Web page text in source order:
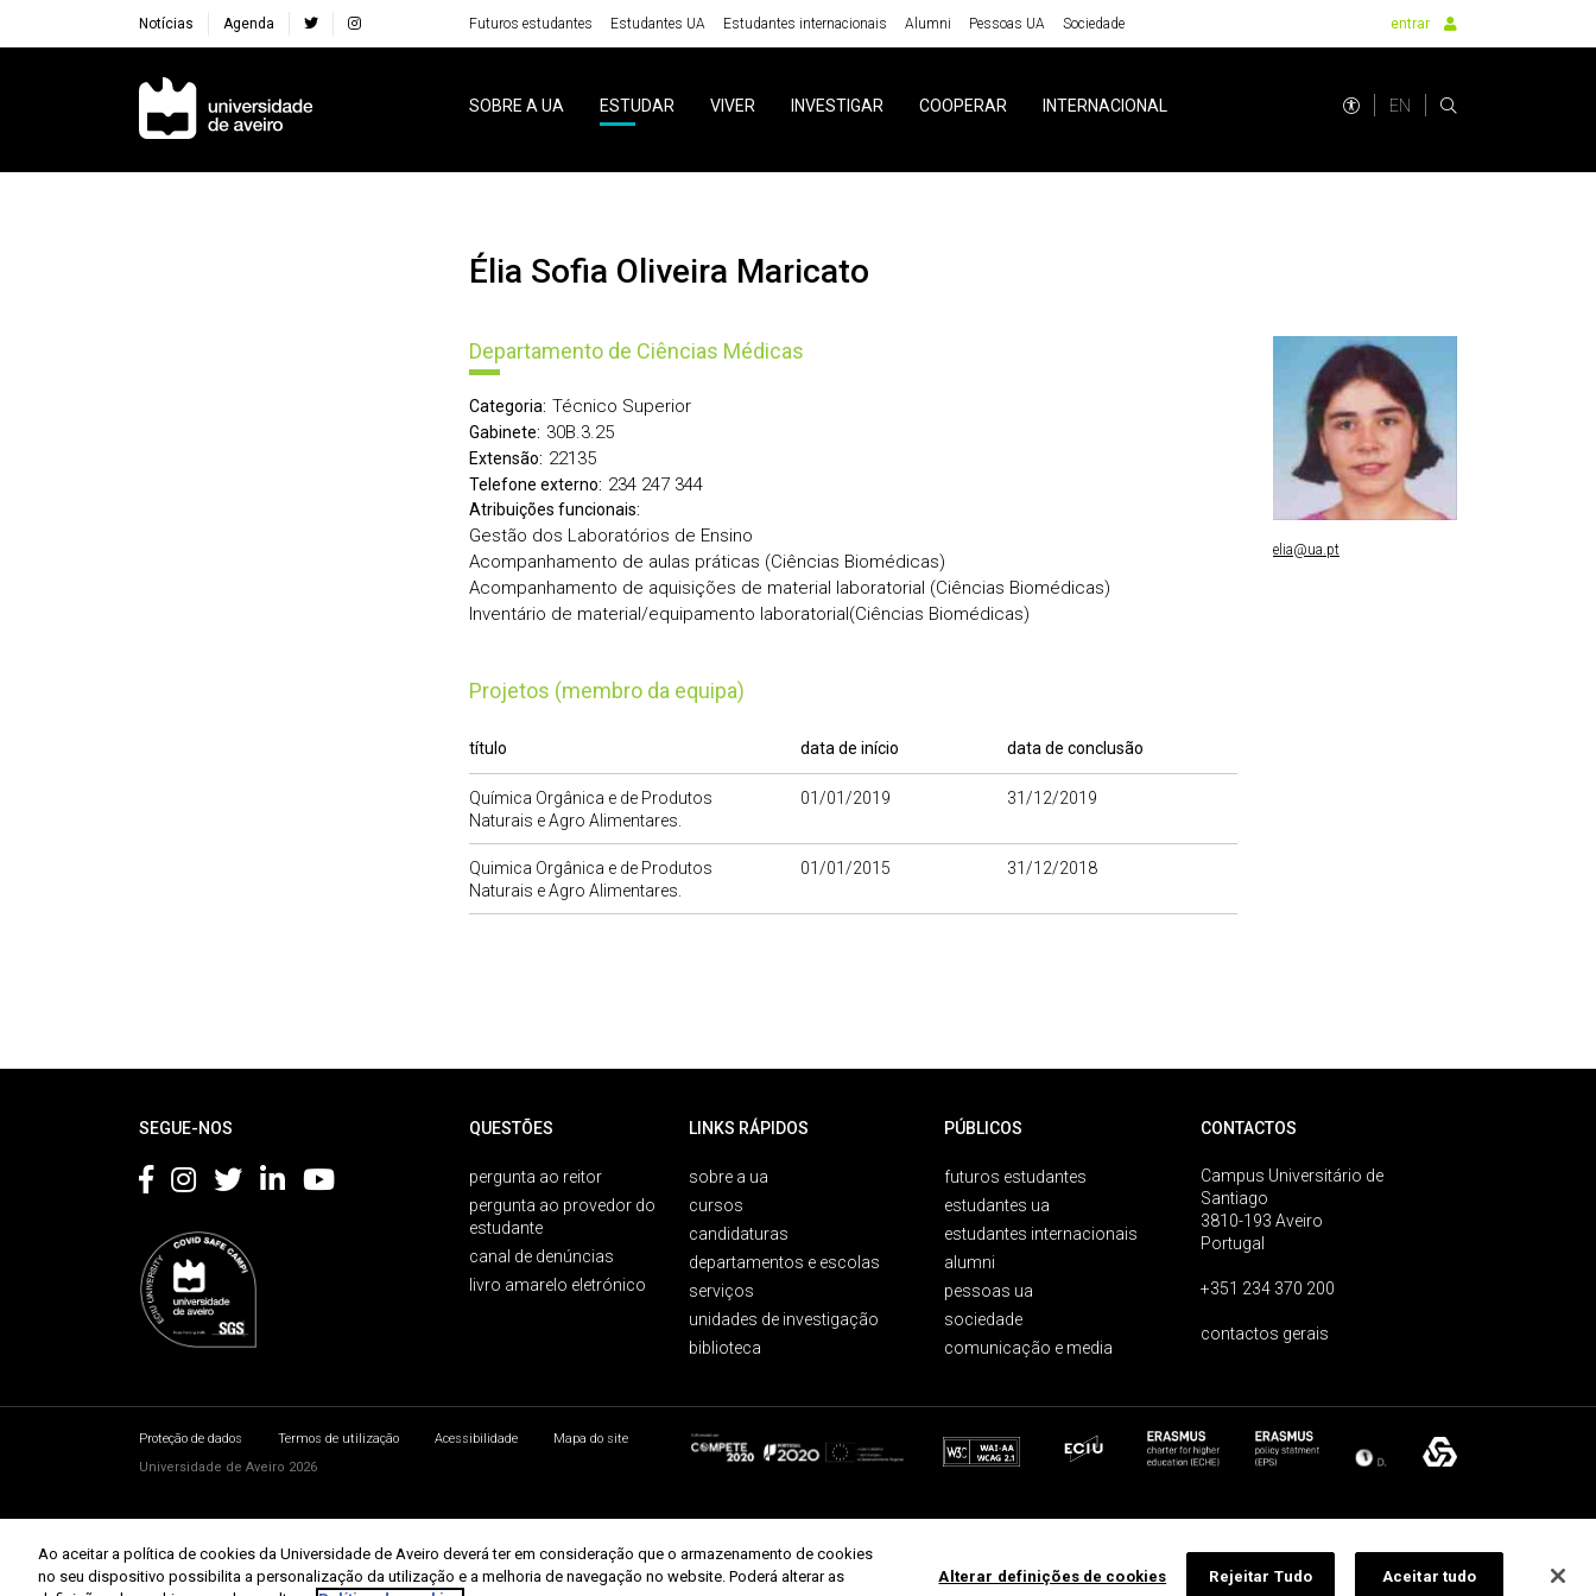
Notícias Agenda Futuros estudantes Estudantes UA Estudantes internacionais Alumni Pessoas UA Sociedade entrar
Navegação Principal
SOBRE A UA ESTUDAR VIVER INVESTIGAR COOPERAR INTERNACIONAL EN
Élia Sofia Oliveira Maricato
Departamento de Ciências Médicas
Categoria: Técnico Superior
Gabinete: 30B.3.25
Extensão: 22135
Telefone externo: 234 247 344
Atribuições funcionais:
Gestão dos Laboratórios de Ensino
Acompanhamento de aulas práticas (Ciências Biomédicas)
Acompanhamento de aquisições de material laboratorial (Ciências Biomédicas)
Inventário de material/equipamento laboratorial(Ciências Biomédicas)
Projetos (membro da equipa)
título data de início data de conclusão
Química Orgânica e de Produtos
Naturais e Agro Alimentares.
01/01/2019 31/12/2019
Quimica Orgânica e de Produtos
Naturais e Agro Alimentares.
01/01/2015 31/12/2018
elia@ua.pt
SEGUE-NOS QUESTÕES
pergunta ao reitor
pergunta ao provedor do
estudante
canal de denúncias
livro amarelo eletrónico
LINKS RÁPIDOS
sobre a ua
cursos
candidaturas
departamentos e escolas
serviços
unidades de investigação
biblioteca
PÚBLICOS
futuros estudantes
estudantes ua
estudantes internacionais
alumni
pessoas ua
sociedade
comunicação e media
CONTACTOS
Campus Universitário de
Santiago
3810-193 Aveiro
Portugal
+351 234 370 200
contactos gerais
Proteção de dados Termos de utilização Acessibilidade
Mapa do site
Universidade de Aveiro 2026
Ao aceitar a política de cookies da Universidade de Aveiro deverá ter em consideração que o armazenamento de cookies
no seu dispositivo possibilita a personalização da utilização e a melhoria de navegação no website. Poderá alterar as
Alterar definições de cookies Rejeitar Tudo Aceitar tudo